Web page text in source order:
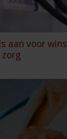
aan voor